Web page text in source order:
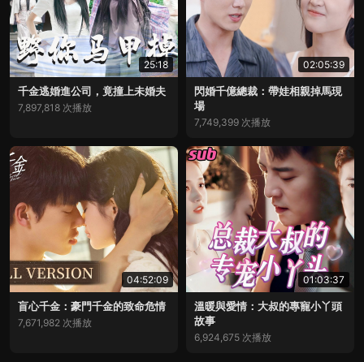
25:18
千金逃婚進公司，竟撞上未婚夫
7,897,818 次播放
02:05:39
閃婚千億總裁：帶娃相親掉馬現
場
7,749,399 次播放
04:52:09
盲心千金：豪門千金的致命危情
7,671,982 次播放
01:03:37
溫暖與愛情：大叔的專寵小丫頭
故事
6,924,675 次播放